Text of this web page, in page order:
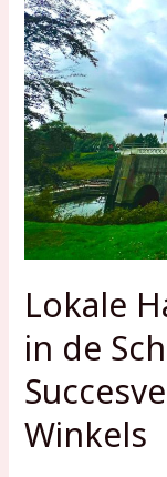
Lokale
in de
Winkels